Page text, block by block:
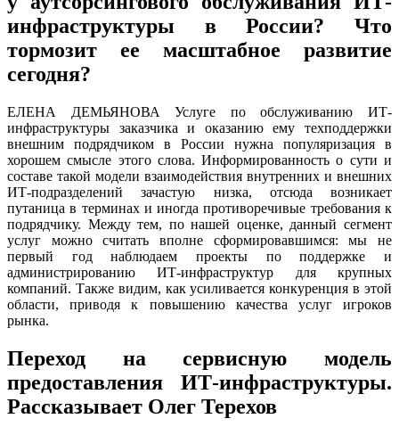
инфраструктуры в России? Что
тормозит ее масштабное развитие
сегодня?
ЕЛЕНА ДЕМЬЯНОВА Услуге по обслуживанию ИТ-
инфраструктуры заказчика и оказанию ему техподдержки
внешним подрядчиком в России нужна популяризация в
хорошем смысле этого слова. Информированность о сути и
составе такой модели взаимодействия внутренних и внешних
ИТ-подразделений зачастую низка, отсюда возникает
путаница в терминах и иногда противоречивые требования к
подрядчику. Между тем, по нашей оценке, данный сегмент
услуг можно считать вполне сформировавшимся: мы не
первый год наблюдаем проекты по поддержке и
администрированию ИТ-инфраструктур для крупных
компаний. Также видим, как усиливается конкуренция в этой
области, приводя к повышению качества услуг игроков
рынка.
Переход на сервисную модель
предоставления ИТ-инфраструктуры.
Рассказывает Олег Терехов